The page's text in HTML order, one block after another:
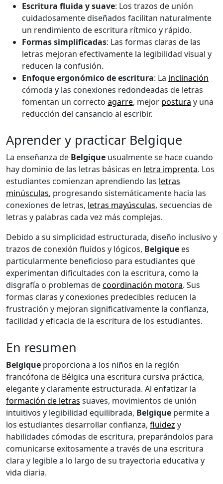
Escritura fluida y suave: Los trazos de unión
cuidadosamente diseñados facilitan naturalmente
un rendimiento de escritura rítmico y rápido.
Formas simplificadas: Las formas claras de las
letras mejoran efectivamente la legibilidad visual y
reducen la confusión.
Enfoque ergonómico de escritura: La inclinación
cómoda y las conexiones redondeadas de letras
fomentan un correcto agarre, mejor postura y una
reducción del cansancio al escribir.
Aprender y practicar Belgique
La enseñanza de Belgique usualmente se hace cuando
hay dominio de las letras básicas en letra imprenta. Los
estudiantes comienzan aprendiendo las letras
minúsculas, progresando sistemáticamente hacia las
conexiones de letras, letras mayúsculas, secuencias de
letras y palabras cada vez más complejas.
Debido a su simplicidad estructurada, diseño inclusivo y
trazos de conexión fluidos y lógicos, Belgique es
particularmente beneficioso para estudiantes que
experimentan dificultades con la escritura, como la
disgrafía o problemas decoordinación motora. Sus
formas claras y conexiones predecibles reducen la
frustración y mejoran significativamente la confianza,
facilidad y eficacia de la escritura de los estudiantes.
En resumen
Belgique proporciona a los niños en la región
francófona de Bélgica una escritura cursiva práctica,
elegante y claramente estructurada. Al enfatizar la
formación de letras suaves, movimientos de unión
intuitivos y legibilidad equilibrada, Belgique permite a
los estudiantes desarrollar confianza, fluidez y
habilidades cómodas de escritura, preparándolos para
comunicarse exitosamente a través de una escritura
clara y legible a lo largo de su trayectoria educativa y
vida diaria.